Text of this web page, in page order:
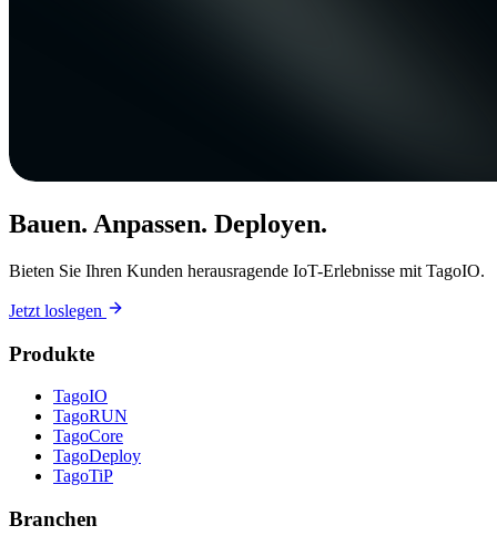
Bauen. Anpassen. Deployen.
Bieten Sie Ihren Kunden herausragende IoT-Erlebnisse mit TagoIO.
Jetzt loslegen
Produkte
TagoIO
TagoRUN
TagoCore
TagoDeploy
TagoTiP
Branchen